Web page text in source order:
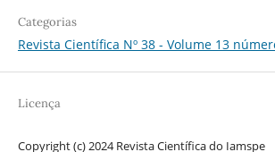
Categorias
Revista Científica Nº 38 - Volume 13
Licença
Copyright (c) 2024 Revista Científica do Iamspe